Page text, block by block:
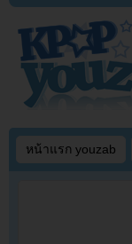
หน้าแรก youzab